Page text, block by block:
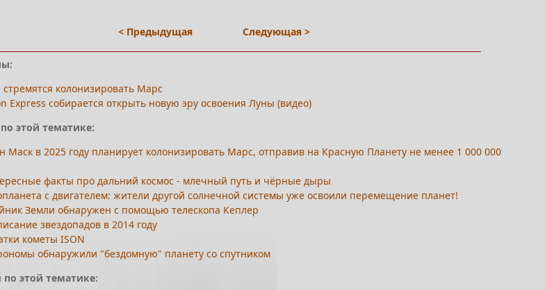
< Предыдущая Следующая >
колонизировать Марс
Express собирается открыть новую эру освоения Луны (видео)
этой тематике:
Маск в 2025 году планирует колонизировать Марс, отправив на Красную Планету не менее 1 000 000
факты про дальний космос - млечный путь и чёрные дыры
с двигателем: жители другой солнечной системы уже освоили перемещение планет!
Земли обнаружен с помощью телескопа Кеплер
звездопадов в 2014 году
кометы ISON
обнаружили "бездомную" планету со спутником
этой тематике: